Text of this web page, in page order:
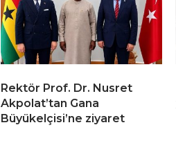
Rektör Prof. Dr. Nusret
Akpolat’tan Gana
Büyükelçisi’ne ziyaret